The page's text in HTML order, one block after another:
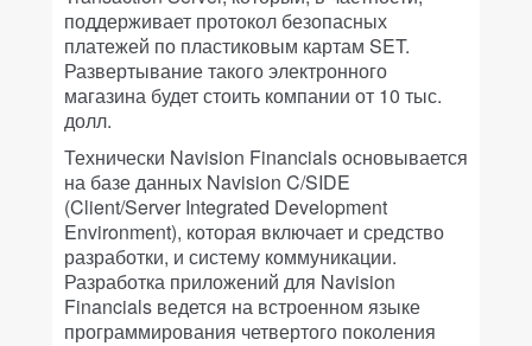
поддерживает протокол безопасных
платежей по пластиковым картам SET.
Развертывание такого электронного
магазина будет стоить компании от 10 тыс.
долл.
Технически Navision Financials основывается
на базе данных Navision C/SIDE
(Client/Server Integrated Development
Environment), которая включает и средство
разработки, и систему коммуникации.
Разработка приложений для Navision
Financials ведется на встроенном языке
программирования четвертого поколения